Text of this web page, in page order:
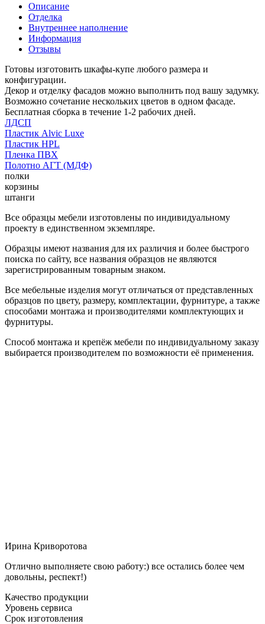
Описание
Отделка
Внутреннее наполнение
Информация
Отзывы
Готовы изготовить шкафы-купе любого размера и
конфигурации.
Декор и отделку фасадов можно выполнить под вашу задумку.
Возможно сочетание нескольких цветов в одном фасаде.
Бесплатная сборка в течение 1-2 рабочих дней.
ЛДСП
Пластик Alvic Luxe
Пластик HPL
Пленка ПВХ
Полотно АГТ (МДФ)
полки
корзины
штанги
Все образцы мебели изготовлены по индивидуальному
проекту в единственном экземпляре.
Образцы имеют названия для их различия и более быстрого
поиска по сайту, все названия образцов не являются
зарегистрированным товарным знаком.
Все мебельные изделия могут отличаться от представленных
образцов по цвету, размеру, комплектации, фурнитуре, а также
способами монтажа и производителями комплектующих и
фурнитуры.
Способ монтажа и крепёж мебели по индивидуальному заказу
выбирается производителем по возможности её применения.
Ирина Криворотова
Отлично выполняете свою работу:) все остались более чем
довольны, респект!)
Качество продукции
Уровень сервиса
Срок изготовления